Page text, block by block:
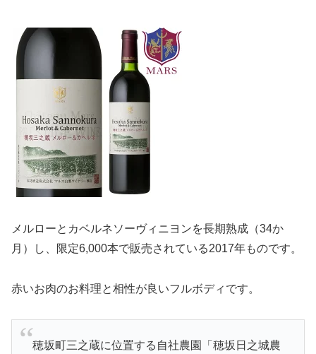
メルローとカベルネソーヴィニヨンを長期熟成（34か
月）し、限定6,000本で販売されている2017年ものです。
赤いお肉のお料理と相性が良いフルボディです。
穂坂町三之蔵に位置する自社農園「穂坂日之城農